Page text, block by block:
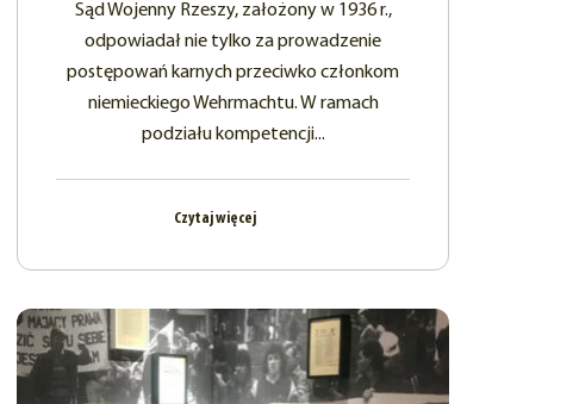
Sąd Wojenny Rzeszy, założony w 1936 r.,
odpowiadał nie tylko za prowadzenie
postępowań karnych przeciwko członkom
niemieckiego Wehrmachtu. W ramach
podziału kompetencji...
Czytaj więcej